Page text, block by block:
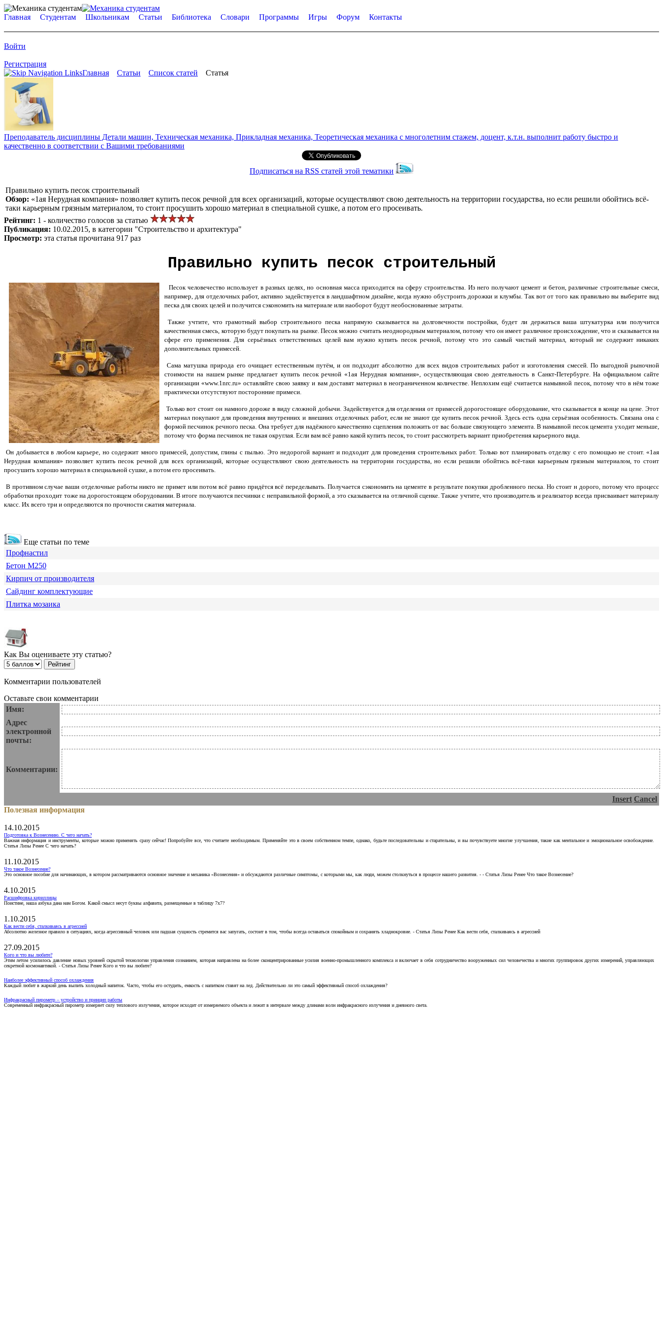
Главная Студентам Школьникам Статьи Библиотека Словари Программы Игры Форум Контакты
Войти
Регистрация
Главная
Статьи Список статей Статья
Преподаватель дисциплины Детали машин, Техническая механика, Прикладная механика, Теоретическая механика с многолетним стажем, доцент, к.т.н. выполнит работу быстро и
качественно в соответствии с Вашими требованиями
Подписаться на RSS статей этой тематики
Правильно купить песок строительный
Обзор: «1ая Нерудная компания» позволяет купить песок речной для всех организаций, которые осуществляют свою деятельность на территории государства, но если решили обойтись всё-
таки карьерным грязным материалом, то стоит просушить хорошо материал в специальной сушке, а потом его просеивать.
Рейтинг: 1 - количество голосов за статью
Публикация: 10.02.2015, в категории "Строительство и архитектура"
Просмотр: эта статья прочитана 917 раз
Правильно купить песок строительный
Песок человечество использует в разных целях, но основная масса приходится на сферу строительства. Из него получают цемент и бетон, различные строительные смеси,
например, для отделочных работ, активно задействуется в ландшафтном дизайне, когда нужно обустроить дорожки и клумбы. Так вот от того как правильно вы выберите вид
песка для своих целей и получится сэкономить на материале или наоборот будут необоснованные затраты.
Также учтите, что грамотный выбор строительного песка напрямую сказывается на долговечности постройки, будет ли держаться ваша штукатурка или получится
качественная смесь, которую будут покупать на рынке. Песок можно считать неоднородным материалом, потому что он имеет различное происхождение, что и сказывается на
сфере его применения. Для серьёзных ответственных целей вам нужно купить песок речной, потому что это самый чистый материал, который не содержит никаких
дополнительных примесей.
Сама матушка природа его очищает естественным путём, и он подходит абсолютно для всех видов строительных работ и изготовления смесей. По выгодной рыночной
стоимости на нашем рынке предлагает купить песок речной «1ая Нерудная компания», осуществляющая свою деятельность в Санкт-Петербурге. На официальном сайте
организации «www.1nrc.ru» оставляйте свою заявку и вам доставят материал в неограниченном количестве. Неплохим ещё считается намывной песок, потому что в нём тоже
практически отсутствуют посторонние примеси.
Только вот стоит он намного дороже в виду сложной добычи. Задействуется для отделения от примесей дорогостоящее оборудование, что сказывается в конце на цене. Этот
материал покупают для проведения внутренних и внешних отделочных работ, если не знают где купить песок речной. Здесь есть одна серьёзная особенность. Связана она с
формой песчинок речного песка. Она требует для надёжного качественно сцепления положить от вас больше связующего элемента. В намывной песок цемента уходит меньше,
потому что форма песчинок не такая округлая. Если вам всё равно какой купить песок, то стоит рассмотреть вариант приобретения карьерного вида.
Он добывается в любом карьере, но содержит много примесей, допустим, глины с пылью. Это недорогой вариант и подходит для проведения строительных работ. Только вот планировать отделку с его помощью не стоит. «1ая
Нерудная компания» позволяет купить песок речной для всех организаций, которые осуществляют свою деятельность на территории государства, но если решили обойтись всё-таки карьерным грязным материалом, то стоит
просушить хорошо материал в специальной сушке, а потом его просеивать.
В противном случае ваши отделочные работы никто не примет или потом всё равно придётся всё переделывать. Получается сэкономить на цементе в результате покупки дробленного песка. Но стоит н дорого, потому что процесс
обработки проходит тоже на дорогостоящем оборудовании. В итоге получаются песчинки с неправильной формой, а это сказывается на отличной сценке. Также учтите, что производитель и реализатор всегда присваивает материалу
класс. Их всего три и определяются по прочности сжатия материала.
Еще статьи по теме
Профнастил
Бетон М250
Кирпич от производителя
Сайдинг комплектующие
Плитка мозаика
Как Вы оцениваете эту статью?
Комментарии пользователей
Оставьте свои комментарии
Имя:
Адрес
электронной
почты:
Комментарии:
Insert Cancel
Полезная информация
14.10.2015
Подготовка к Вознесению. С чего начать?
Важная информация и инструменты, которые можно применять сразу сейчас! Попробуйте все, что считаете необходимым. Применяйте это в своем собственном темпе, однако, будьте последовательны и старательны, и вы почувствуете многие улучшения, такие как ментальное и эмоциональное освобождение.
Статья Лизы Ренее С чего начать?
11.10.2015
Что такое Вознесение?
Это основное пособие для начинающих, в котором рассматриваются основное значение и механика «Вознесения» и обсуждаются различные симптомы, с которыми мы, как люди, можем столкнуться в процессе нашего развития. - - Статья Лизы Ренее Что такое Вознесение?
4.10.2015
Расшифровка кириллицы
Поистине, наша азбука дана нам Богом. Какой смысл несут буквы алфавита, размещенные в таблицу 7х7?
1.10.2015
Как вести себя, сталкиваясь в агрессией
Абсолютно железное правило в ситуациях, когда агрессивный человек или падшая сущность стремится вас запугать, состоит в том, чтобы всегда оставаться спокойным и сохранять хладнокровие. - Статья Лизы Ренее Как вести себя, сталкиваясь в агрессией
27.09.2015
Кого и что вы любите?
Этим летом усилилось давление новых уровней скрытой технологии управления сознанием, которая направлена на более сконцентрированные усилия военно-промышленного комплекса и включает в себя сотрудничество вооруженных сил человечества и многих группировок других измерений, управляющих
секретной космонавтикой. - Статья Лизы Ренее Кого и что вы любите?
Наиболее эффективный способ охлаждения
Каждый любит в жаркий день выпить холодный напиток. Часто, чтобы его остудить, емкость с напитком ставят на лед. Действительно ли это самый эффективный способ охлаждения?
Инфракрасный пирометр – устройство и принцип работы
Современный инфракрасный пирометр измеряет силу теплового излучения, которое исходит от измеряемого объекта и лежит в интервале между длинами волн инфракрасного излучения и дневного света.